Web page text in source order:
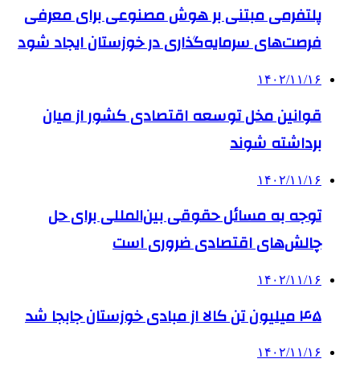
پلتفرمی مبتنی بر هوش مصنوعی برای معرفی
فرصت‌های سرمایه‌گذاری در خوزستان ایجاد شود
۱۴۰۲/۱۱/۱۶
قوانین مخل توسعه اقتصادی کشور از میان
برداشته شوند
۱۴۰۲/۱۱/۱۶
توجه به مسائل حقوقی بین‌المللی برای حل
چالش‌های اقتصادی ضروری است
۱۴۰۲/۱۱/۱۶
۴۵ میلیون تن کالا از مبادی خوزستان جابجا شد
۱۴۰۲/۱۱/۱۶